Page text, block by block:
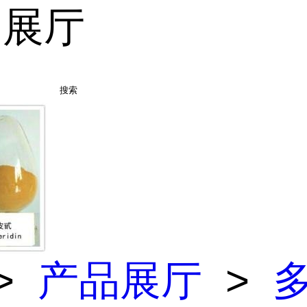
厅
搜索
产品展厅 >